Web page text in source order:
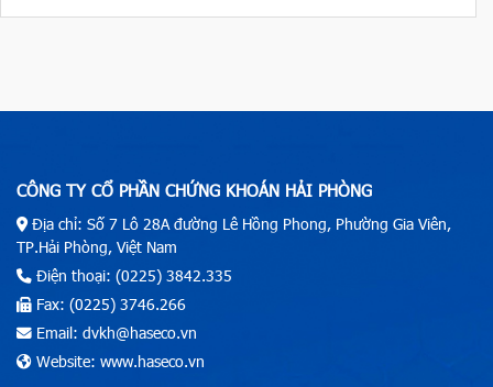
CÔNG TY CỔ PHẦN CHỨNG KHOÁN HẢI PHÒNG
Địa chỉ: Số 7 Lô 28A đường Lê Hồng Phong, Phường Gia Viên,
TP.Hải Phòng, Việt Nam
Điện thoại: (0225) 3842.335
Fax: (0225) 3746.266
Email: dvkh@haseco.vn
Website: www.haseco.vn